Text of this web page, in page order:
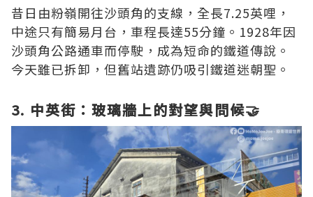
昔日由粉嶺開往沙頭角的支線，全長7.25英哩，
中途只有簡易月台，車程長達55分鐘。1928年因
沙頭角公路通車而停駛，成為短命的鐵道傳說。
今天雖已拆卸，但舊站遺跡仍吸引鐵道迷朝聖。
3. 中英街：玻璃牆上的對望與問候🤝